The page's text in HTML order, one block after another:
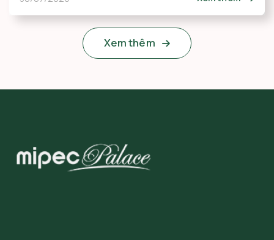
Xem thêm